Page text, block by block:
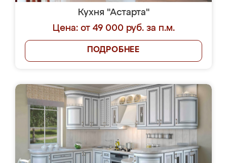
Кухня "Астарта"
Цена: от 49 000 руб. за п.м.
ПОДРОБНЕЕ